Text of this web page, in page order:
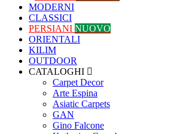
MODERNI
CLASSICI
PERSIANI NUOVO
ORIENTALI
KILIM
OUTDOOR
CATALOGHI
Carpet Decor
Arte Espina
Asiatic Carpets
GAN
Gino Falcone